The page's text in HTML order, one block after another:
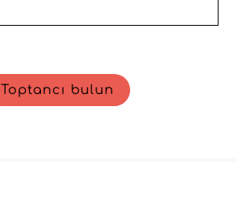
Toptancı bulun